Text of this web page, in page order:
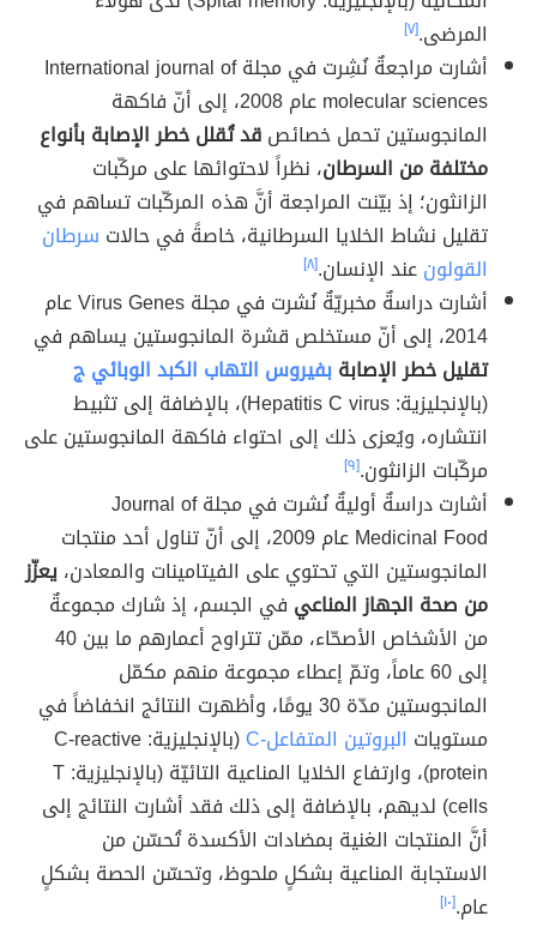
المرضى.[٧]
أشارت مراجعةٌ نُشِرت في مجلة International journal of
molecular sciences عام 2008، إلى أنّ فاكهة
المانجوستين تحمل خصائصقد تُقلل خطر الإصابة بأنواع
مختلفة من السرطان، نظراً لاحتوائها على مركّبات
الزانثون؛ إذ بيّنت المراجعة أنَّ هذه المركّبات تساهم في
تقليل نشاط الخلايا السرطانية، خاصةً في حالات سرطان
القولونعند الإنسان.[٨]
أشارت دراسةٌ مخبريّةٌ نُشرت في مجلة Virus Genes عام
2014، إلى أنّ مستخلص قشرة المانجوستين يساهم في
تقليل خطر الإصابةبفيروس التهاب الكبد الوبائي ج
(بالإنجليزية: Hepatitis C virus)، بالإضافة إلى تثبيط
انتشاره، ويُعزى ذلك إلى احتواء فاكهة المانجوستين على
مركّبات الزانثون.[٩]
أشارت دراسةٌ أوليةٌ نُشرت في مجلة Journal of
Medicinal Food عام 2009، إلى أنّ تناول أحد منتجات
المانجوستين التي تحتوي على الفيتامينات والمعادن،يعزّز
من صحة الجهاز المناعي في الجسم، إذ شارك مجموعةٌ
من الأشخاص الأصحّاء، ممّن تتراوح أعمارهم ما بين 40
إلى 60 عاماً، وتمّ إعطاء مجموعة منهم مكمّل
المانجوستين مدّة 30 يومًا، وأظهرت النتائج انخفاضاً في
مستويات البروتين المتفاعل-C
(بالإنجليزية: C-reactive
protein)، وارتفاع الخلايا المناعية التائيّة (بالإنجليزية: T
cells) لديهم، بالإضافة إلى ذلك فقد أشارت النتائج إلى
أنَّ المنتجات الغنية بمضادات الأكسدة تُحسّن من
الاستجابة المناعية بشكلٍ ملحوظ، وتحسّن الحصة بشكلٍ
عام.[١٠]